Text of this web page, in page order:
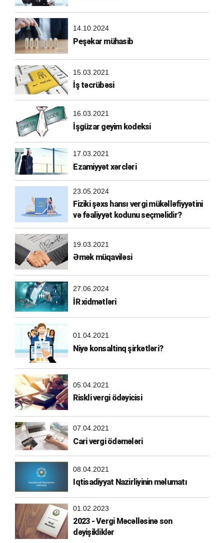
14.10.2024
Peşəkar mühasib
15.03.2021
İş təcrübəsi
16.03.2021
İşgüzar geyim kodeksi
17.03.2021
Ezamiyyət xərcləri
23.05.2024
Fiziki şəxs hansı vergi mükəlləfiyyətini
və fəaliyyət kodunu seçməlidir?
19.03.2021
Əmək müqaviləsi
27.06.2024
İR xidmətləri
01.04.2021
Niyə konsaltinq şirkətləri?
05.04.2021
Riskli vergi ödəyicisi
07.04.2021
Cari vergi ödəmələri
08.04.2021
Iqtisadiyyat Nazirliyinin məlumatı
01.02.2023
2023 - Vergi Məcəlləsinə son
dəyişikliklər